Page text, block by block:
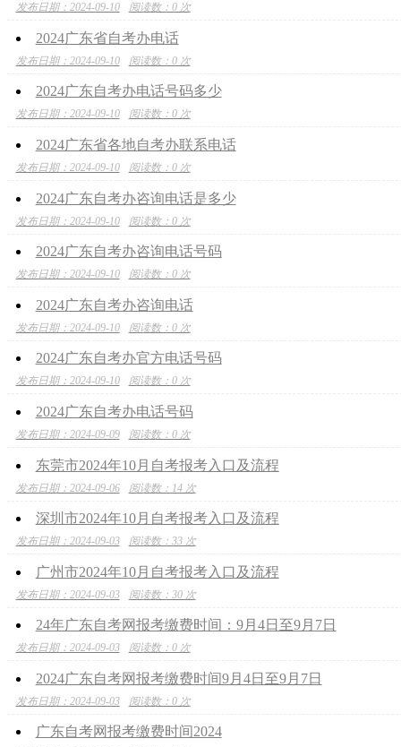
发布日期：2024-09-10 阅读数：0 次
2024广东省自考办电话
发布日期：2024-09-10 阅读数：0 次
2024广东自考办电话号码多少
发布日期：2024-09-10 阅读数：0 次
2024广东省各地自考办联系电话
发布日期：2024-09-10 阅读数：0 次
2024广东自考办咨询电话是多少
发布日期：2024-09-10 阅读数：0 次
2024广东自考办咨询电话号码
发布日期：2024-09-10 阅读数：0 次
2024广东自考办咨询电话
发布日期：2024-09-10 阅读数：0 次
2024广东自考办官方电话号码
发布日期：2024-09-10 阅读数：0 次
2024广东自考办电话号码
发布日期：2024-09-09 阅读数：0 次
东莞市2024年10月自考报考入口及流程
发布日期：2024-09-06 阅读数：14 次
深圳市2024年10月自考报考入口及流程
发布日期：2024-09-03 阅读数：33 次
广州市2024年10月自考报考入口及流程
发布日期：2024-09-03 阅读数：30 次
24年广东自考网报考缴费时间：9月4日至9月7日
发布日期：2024-09-03 阅读数：0 次
2024广东自考网报考缴费时间9月4日至9月7日
发布日期：2024-09-03 阅读数：0 次
广东自考网报考缴费时间2024